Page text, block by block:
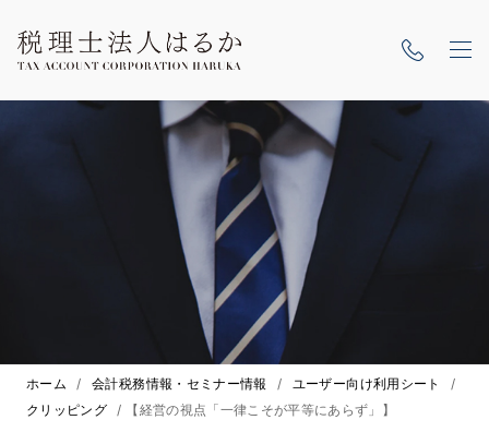
ホーム / 会計税務情報・セミナー情報 / ユーザー向け利用シート
/
クリッピング / 【経営の視点「一律こそが平等にあらず」】